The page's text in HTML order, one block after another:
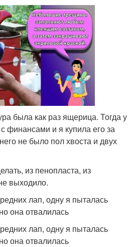
была как раз ящерица. Тогда у
финансами и я купила его за
не было пол хвоста и двух
из пенопласта, из
выходило.
лап, одну я пыталась
она отвалилась
лап, одну я пыталась
она отвалилась